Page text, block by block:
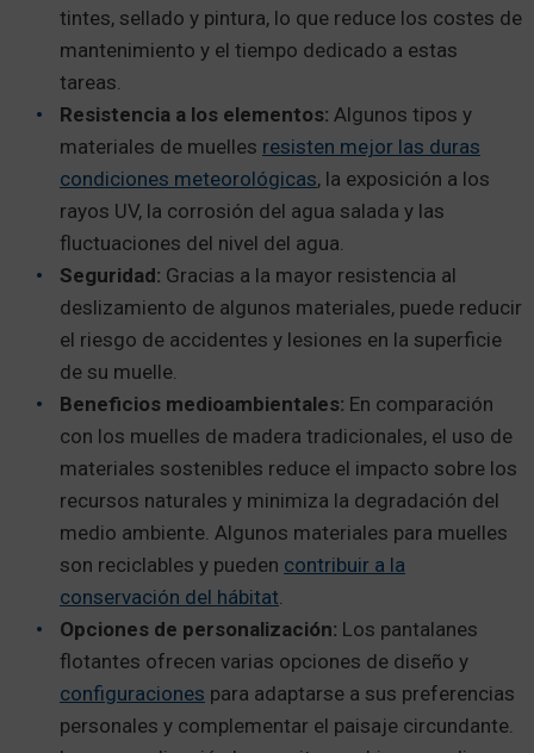
tintes, sellado y pintura, lo que reduce los costes de
mantenimiento y el tiempo dedicado a estas
tareas.
Resistencia a los elementos: Algunos tipos y
materiales de muelles resisten mejor las duras
condiciones meteorológicas, la exposición a los
rayos UV, la corrosión del agua salada y las
fluctuaciones del nivel del agua.
Seguridad: Gracias a la mayor resistencia al
deslizamiento de algunos materiales, puede reducir
el riesgo de accidentes y lesiones en la superficie
de su muelle.
Beneficios medioambientales: En comparación
con los muelles de madera tradicionales, el uso de
materiales sostenibles reduce el impacto sobre los
recursos naturales y minimiza la degradación del
medio ambiente. Algunos materiales para muelles
son reciclables y pueden contribuir a la
conservación del hábitat.
Opciones de personalización: Los pantalanes
flotantes ofrecen varias opciones de diseño y
configuraciones para adaptarse a sus preferencias
personales y complementar el paisaje circundante.